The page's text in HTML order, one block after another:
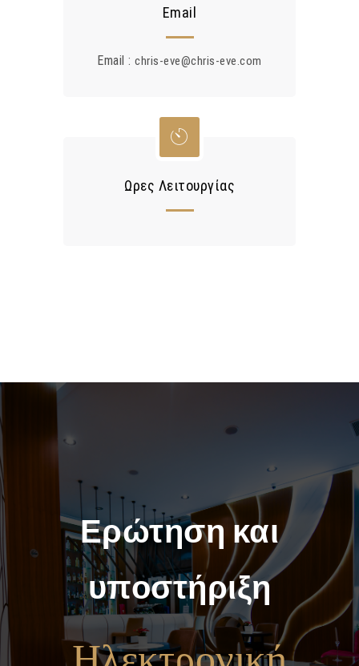
Email
Email :chris-eve@chris-eve.com
Ωρες Λειτουργίας
Ερώτηση και
υποστήριξη